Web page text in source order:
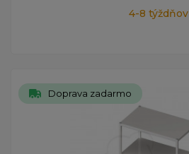
4-8 týždňov
Doprava zadarmo